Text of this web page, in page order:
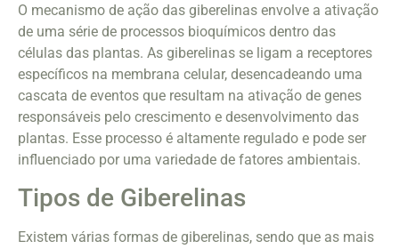
O mecanismo de ação das giberelinas envolve a ativação
de uma série de processos bioquímicos dentro das
células das plantas. As giberelinas se ligam a receptores
específicos na membrana celular, desencadeando uma
cascata de eventos que resultam na ativação de genes
responsáveis pelo crescimento e desenvolvimento das
plantas. Esse processo é altamente regulado e pode ser
influenciado por uma variedade de fatores ambientais.
Tipos de Giberelinas
Existem várias formas de giberelinas, sendo que as mais